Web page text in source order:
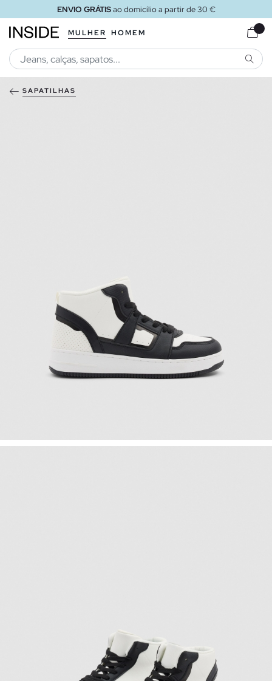
ENVIO GRÁTISao domicílio a partir de 30 €
MULHER HOMEM
SAPATILHAS